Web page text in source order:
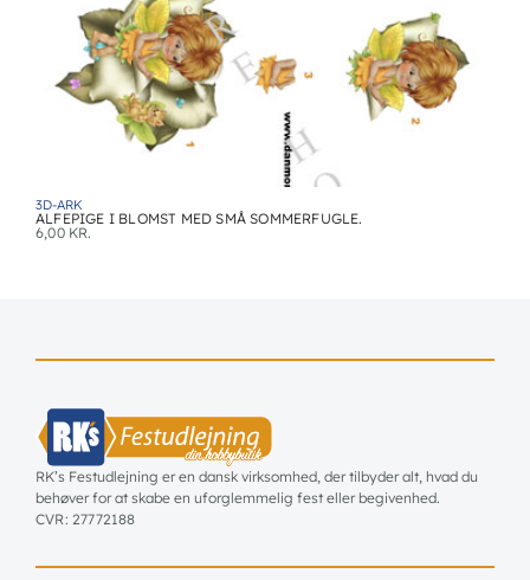
3D-ARK
ALFEPIGE I BLOMST MED SMÅ SOMMERFUGLE.
6,00 KR.
RK’s Festudlejning er en dansk virksomhed, der tilbyder alt, hvad du
behøver for at skabe en uforglemmelig fest eller begivenhed.
CVR: 27772188